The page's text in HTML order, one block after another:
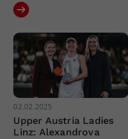
02.02.2025
Upper Austria Ladies
Linz: Alexandrova